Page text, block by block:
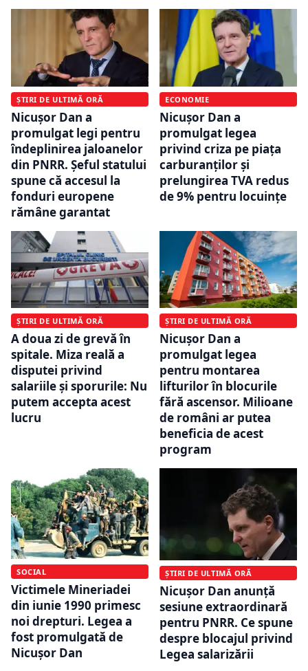
ȘTIRI DE ULTIMĂ ORĂ
Nicușor Dan a
promulgat legi pentru
îndeplinirea jaloanelor
din PNRR. Șeful statului
spune că accesul la
fonduri europene
rămâne garantat
ECONOMIE
Nicușor Dan a
promulgat legea
privind criza pe piața
carburanților și
prelungirea TVA redus
de 9% pentru locuințe
ȘTIRI DE ULTIMĂ ORĂ
A doua zi de grevă în
spitale. Miza reală a
disputei privind
salariile și sporurile: Nu
putem accepta acest
lucru
ȘTIRI DE ULTIMĂ ORĂ
Nicușor Dan a
promulgat legea
pentru montarea
lifturilor în blocurile
fără ascensor. Milioane
de români ar putea
beneficia de acest
program
SOCIAL
Victimele Mineriadei
din iunie 1990 primesc
noi drepturi. Legea a
fost promulgată de
Nicușor Dan
ȘTIRI DE ULTIMĂ ORĂ
Nicușor Dan anunță
sesiune extraordinară
pentru PNRR. Ce spune
despre blocajul privind
Legea salarizării